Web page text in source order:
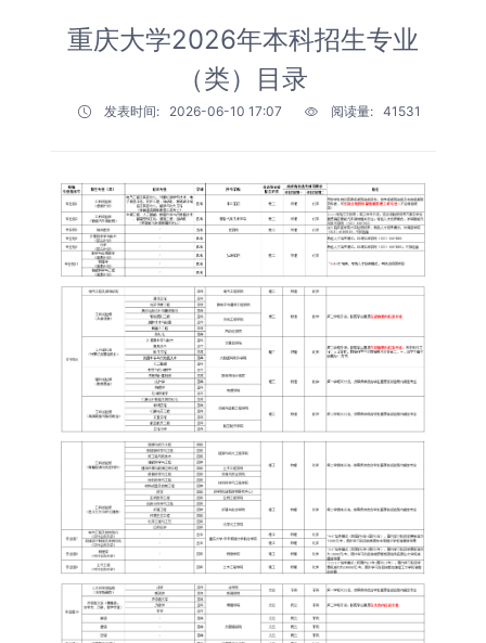
重庆大学2026年本科招生专业
（类）目录
发表时间: 2026-06-10 17:07 阅读量: 41531